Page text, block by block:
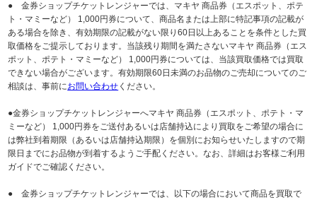
● 金券ショップチケットレンジャーでは、マキヤ 商品券（エスポット、ポテ
ト・マミーなど） 1,000円券について、商品名または上部に特記事項の記載が
ある場合を除き、有効期限の記載がない限り60日以上あることを条件とした買
取価格をご提示しております。当該残り期間を満たさないマキヤ 商品券（エス
ポット、ポテト・マミーなど） 1,000円券については、当該買取価格では買取
できない場合がございます。有効期限60日未満のお品物のご売却についてのご
相談は、事前にお問い合わせ ください。
●金券ショップチケットレンジャーへマキヤ 商品券（エスポット、ポテト・マ
ミーなど） 1,000円券をご送付あるいは店舗持込により買取をご希望の場合に
は弊社到着期限（あるいは店舗持込期限）を個別にお知らせいたしますので期
限日までにお品物が到着するようご手配ください。なお、詳細はお客様ご利用
ガイドでご確認ください。
● 金券ショップチケットレンジャーでは、以下の場合において商品を買取で